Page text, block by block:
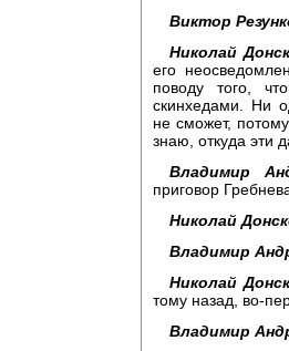
Виктор
Николай
его
поводу того,
скинхедами. Ни
не сможет,
знаю, откуда эти
Владимир
приговор
Николай
Владимир
Николай
тому назад, во-
Владимир